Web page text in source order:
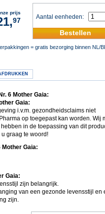
Aantal eenheden:
Bestellen
prijs
97
= gratis bezorging binnen NL/
6 Mother Gaia:
Gaia:
i.v.m. gezondheidsclaims niet
op toegepast kan worden. Wij
in de toepassing van dit
graag te woord!
Gaia:
Gaia:
zijn belangrijk.
van een gezonde levensstijl en
zijn.